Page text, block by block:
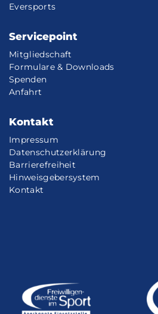
Eversports
Servicepoint
Mitgliedschaft
Formulare & Downloads
Spenden
Anfahrt
Kontakt
Impressum
Datenschutzerklärung
Barrierefreiheit
Hinweisgebersystem
Kontakt